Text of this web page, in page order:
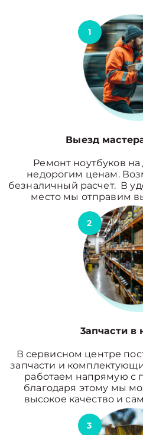
1
Выезд
Ремонт ноутбуков
недорогим ценам.
безналичный расчет. В
место мы отправим
2
3апчасти в
В сервисном центре
запчасти и
работаем напрямую с
благодаря этому мы
высокое качество и
3